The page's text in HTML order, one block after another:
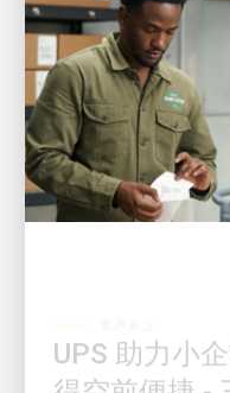
得空前便捷 -